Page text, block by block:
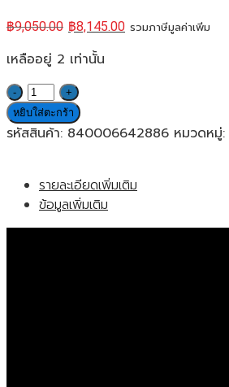
฿9,050.00 ฿8,145.00 รวมภาษีมูลค่าเพิ่ม
เหลืออยู่ 2 เท่านั้น
จำนวน
Elgato
Wave
เท
อร์เฟซ
ไมโครโฟน
หยิบใส่ตะกร้า
รหัสสินค้า: 840006642886 หมวดหมู่:
รายละเอียดเพิ่มเติม
ข้อมูลเพิ่มเติม